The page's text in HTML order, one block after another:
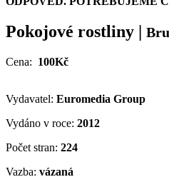
Pokojové rostliny |
Cena: 100Kč
Vydavatel: Euromedia Group
Vydáno v roce: 2012
Počet stran: 224
Vazba: vázaná